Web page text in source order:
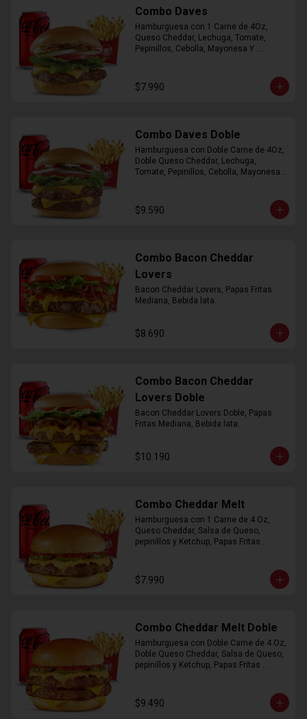
Combo Daves
Hamburguesa con 1 Carne de 4Oz,
Queso Cheddar, Lechuga, Tomate,
Pepinillos, Cebolla, Mayonesa Y
$7.990
Combo Daves Doble
Hamburguesa con Doble Carne de 4Oz,
Doble Queso Cheddar, Lechuga,
Tomate, Pepinillos, Cebolla, Mayonesa y
$9.590
Combo Bacon Cheddar
Lovers
Bacon Cheddar Lovers, Papas Fritas
Mediana, Bebida lata.
$8.690
Combo Bacon Cheddar
Lovers Doble
Bacon Cheddar Lovers Doble, Papas
Fritas Mediana, Bebida lata.
$10.190
Combo Cheddar Melt
Hamburguesa con 1 Carne de 4 Oz,
Queso Cheddar, Salsa de Queso,
pepinillos y Ketchup, Papas Fritas
$7.990
Combo Cheddar Melt Doble
Hamburguesa con Doble Carne de 4 Oz,
Doble Queso Cheddar, Salsa de Queso,
pepinillos y Ketchup, Papas Fritas
$9.490